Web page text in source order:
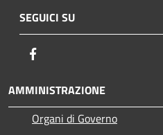
SEGUICI SU
AMMINISTRAZIONE
Organi di Governo